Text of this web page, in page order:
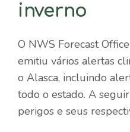
inverno
O NWS Forecast
emitiu vários alertas
o Alasca, incluindo
todo o estado. A
perigos e seus